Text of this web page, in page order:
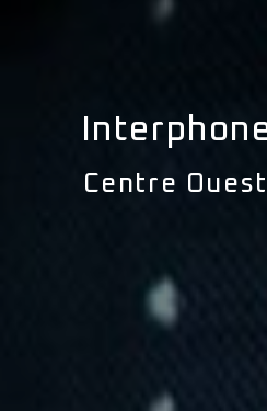
Centre